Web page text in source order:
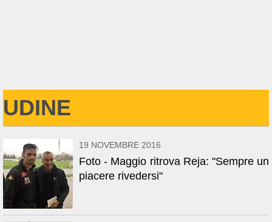
UDINE
19 NOVEMBRE 2016
Foto - Maggio ritrova Reja: "Sempre un
piacere rivedersi"